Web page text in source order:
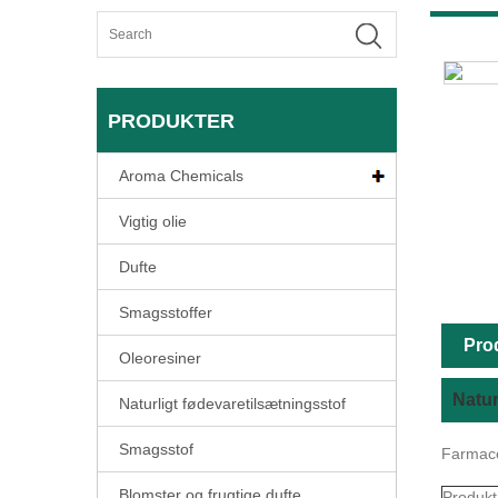
PRODUKTER
Aroma Chemicals
Vigtig olie
Dufte
Smagsstoffer
Oleoresiner
Naturligt fødevaretilsætningsstof
Smagsstof